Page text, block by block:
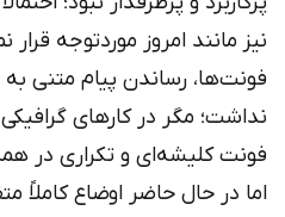
نیز مانند امروز موردتوجه
فونت‌ها، رساندن پیام متنی
نداشت؛ مگر در کارهای
فونت کلیشه‌ای و تکراری در
اما در حال حاضر اوضاع